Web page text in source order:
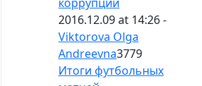
2016.12.09 at 14:26 -
Viktorova Olga
Andreevna3779
Итоги футбольных